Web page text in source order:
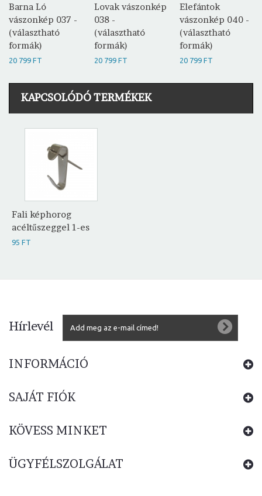
Barna Ló
vászonkép 037 -
(választható
formák)
20 799 FT
Lovak vászonkép
038 -
(választható
formák)
20 799 FT
Elefántok
vászonkép 040 -
(választható
formák)
20 799 FT
KAPCSOLÓDÓ TERMÉKEK
Fali képhorog
acéltűszeggel 1-es
95 FT
Hírlevél
INFORMÁCIÓ
SAJÁT FIÓK
KÖVESS MINKET
ÜGYFÉLSZOLGÁLAT